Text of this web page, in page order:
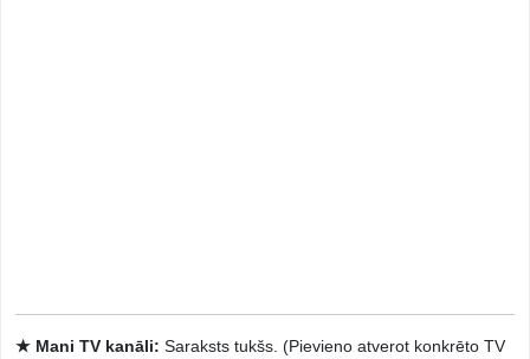
★ Mani TV kanāli: Saraksts tukšs. (Pievieno atverot konkrēto TV